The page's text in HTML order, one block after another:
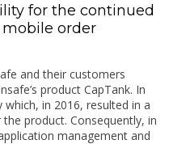
for the continued
order
and their customers
product CapTank. In
in 2016, resulted in a
product. Consequently, in
management and